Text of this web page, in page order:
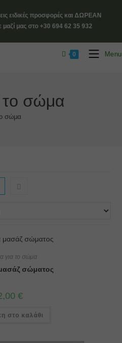
ειδικές προσφορές και ΔΩΡΕΑΝ
μας στο +30 694 62 35 932
0 Menu
το σώμα
σώμα
για το σώμα
σώματος
€
στο καλάθι